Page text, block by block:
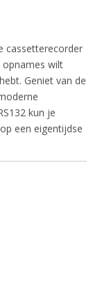
cassetterecorder
opnames wilt
Geniet van de
kun je
een eigentijdse